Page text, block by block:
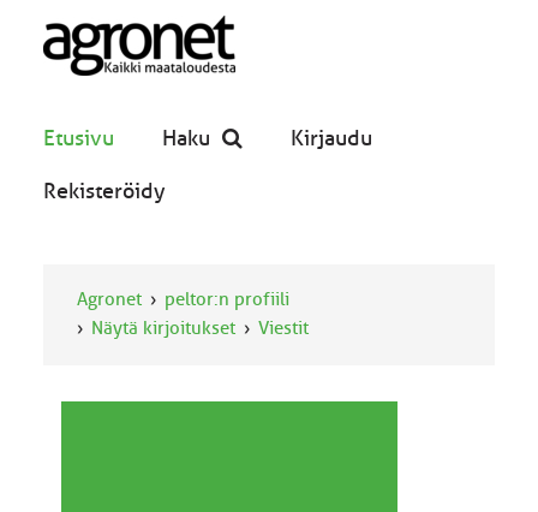
Etusivu Haku Kirjaudu
Rekisteröidy
Agronet
peltor:n profiili
Näytä kirjoitukset
Viestit